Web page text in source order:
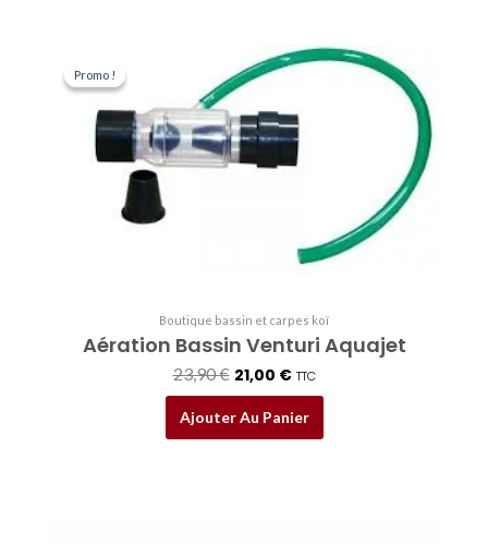
Promo !
Promo !
Boutique bassin et carpes koï
Aération Bassin Venturi Aquajet
23,90€
prix
initial
était :
23,90 €.
21,00 €
Le
est :
21,00 €.
TTC
Ajouter Au Panier